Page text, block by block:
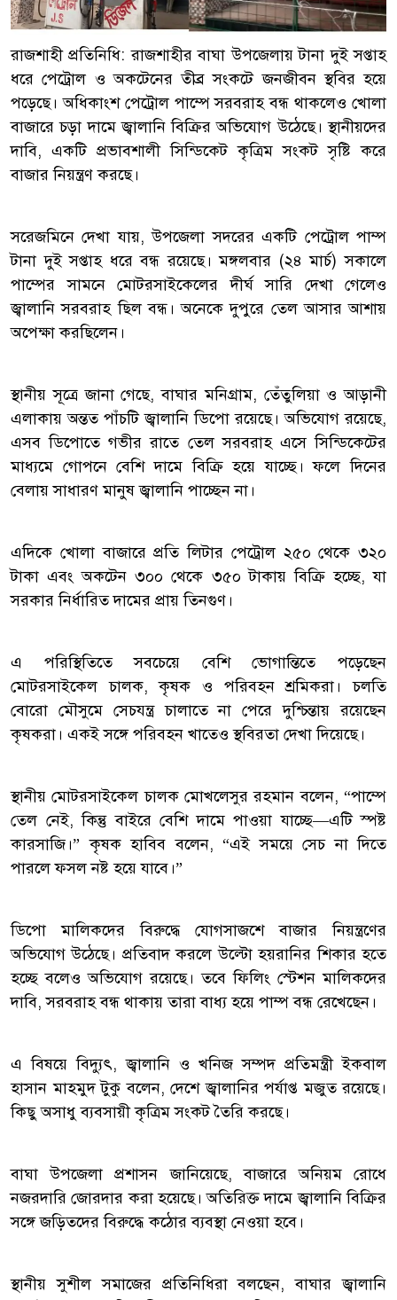
রাজশাহী প্রতিনিধি: রাজশাহীর বাঘা উপজেলায় টানা দুই সপ্তাহ
ধরে পেট্রোল ও অকটেনের তীব্র সংকটে জনজীবন স্থবির হয়ে
পড়েছে। অধিকাংশ পেট্রোল পাম্পে সরবরাহ বন্ধ থাকলেও খোলা
বাজারে চড়া দামে জ্বালানি বিক্রির অভিযোগ উঠেছে। স্থানীয়দের
দাবি, একটি প্রভাবশালী সিন্ডিকেট কৃত্রিম সংকট সৃষ্টি করে
বাজার নিয়ন্ত্রণ করছে।
সরেজমিনে দেখা যায়, উপজেলা সদরের একটি পেট্রোল পাম্প
টানা দুই সপ্তাহ ধরে বন্ধ রয়েছে। মঙ্গলবার (২৪ মার্চ) সকালে
পাম্পের সামনে মোটরসাইকেলের দীর্ঘ সারি দেখা গেলেও
জ্বালানি সরবরাহ ছিল বন্ধ। অনেকে দুপুরে তেল আসার আশায়
অপেক্ষা করছিলেন।
স্থানীয় সূত্রে জানা গেছে, বাঘার মনিগ্রাম, তেঁতুলিয়া ও আড়ানী
এলাকায় অন্তত পাঁচটি জ্বালানি ডিপো রয়েছে। অভিযোগ রয়েছে,
এসব ডিপোতে গভীর রাতে তেল সরবরাহ এসে সিন্ডিকেটের
মাধ্যমে গোপনে বেশি দামে বিক্রি হয়ে যাচ্ছে। ফলে দিনের
বেলায় সাধারণ মানুষ জ্বালানি পাচ্ছেন না।
এদিকে খোলা বাজারে প্রতি লিটার পেট্রোল ২৫০ থেকে ৩২০
টাকা এবং অকটেন ৩০০ থেকে ৩৫০ টাকায় বিক্রি হচ্ছে, যা
সরকার নির্ধারিত দামের প্রায় তিনগুণ।
এ পরিস্থিতিতে সবচেয়ে বেশি ভোগান্তিতে পড়েছেন
মোটরসাইকেল চালক, কৃষক ও পরিবহন শ্রমিকরা। চলতি
বোরো মৌসুমে সেচযন্ত্র চালাতে না পেরে দুশ্চিন্তায় রয়েছেন
কৃষকরা। একই সঙ্গে পরিবহন খাতেও স্থবিরতা দেখা দিয়েছে।
স্থানীয় মোটরসাইকেল চালক মোখলেসুর রহমান বলেন, “পাম্পে
তেল নেই, কিন্তু বাইরে বেশি দামে পাওয়া যাচ্ছে—এটি স্পষ্ট
কারসাজি।” কৃষক হাবিব বলেন, “এই সময়ে সেচ না দিতে
পারলে ফসল নষ্ট হয়ে যাবে।”
ডিপো মালিকদের বিরুদ্ধে যোগসাজশে বাজার নিয়ন্ত্রণের
অভিযোগ উঠেছে। প্রতিবাদ করলে উল্টো হয়রানির শিকার হতে
হচ্ছে বলেও অভিযোগ রয়েছে। তবে ফিলিং স্টেশন মালিকদের
দাবি, সরবরাহ বন্ধ থাকায় তারা বাধ্য হয়ে পাম্প বন্ধ রেখেছেন।
এ বিষয়ে বিদ্যুৎ, জ্বালানি ও খনিজ সম্পদ প্রতিমন্ত্রী ইকবাল
হাসান মাহমুদ টুকু বলেন, দেশে জ্বালানির পর্যাপ্ত মজুত রয়েছে।
কিছু অসাধু ব্যবসায়ী কৃত্রিম সংকট তৈরি করছে।
বাঘা উপজেলা প্রশাসন জানিয়েছে, বাজারে অনিয়ম রোধে
নজরদারি জোরদার করা হয়েছে। অতিরিক্ত দামে জ্বালানি বিক্রির
সঙ্গে জড়িতদের বিরুদ্ধে কঠোর ব্যবস্থা নেওয়া হবে।
স্থানীয় সুশীল সমাজের প্রতিনিধিরা বলছেন, বাঘার জ্বালানি